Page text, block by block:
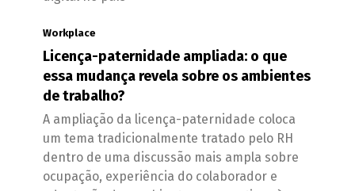
Workplace
Licença-paternidade ampliada: o que
essa mudança revela sobre os ambientes
de trabalho?
A ampliação da licença-paternidade coloca
um tema tradicionalmente tratado pelo RH
dentro de uma discussão mais ampla sobre
ocupação, experiência do colaborador e